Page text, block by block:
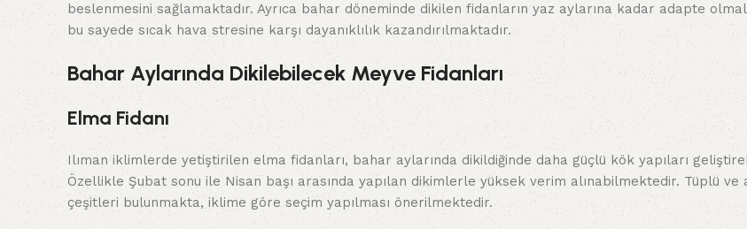
beslenmesini sağlamaktadır. Ayrıca bahar döneminde dikilen fidanların yaz aylarına kadar adapte
bu sayede sıcak hava stresine karşı dayanıklılık kazandırılmaktadır.
Bahar Aylarında Dikilebilecek Meyve Fidanları
Elma Fidanı
Ilıman iklimlerde yetiştirilen elma fidanları, bahar aylarında dikildiğinde daha güçlü kök yapıları
Özellikle Şubat sonu ile Nisan başı arasında yapılan dikimlerle yüksek verim alınabilmektedir. Tüplü ve
çeşitleri bulunmakta, iklime göre seçim yapılması önerilmektedir.